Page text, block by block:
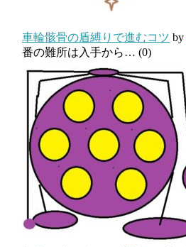
車輪骸骨の盾縛りで進むコツ by
番の難所は入手から… (0)